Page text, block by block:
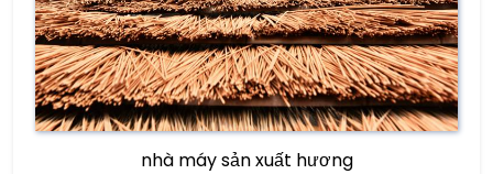
nhà máy sản xuất hương